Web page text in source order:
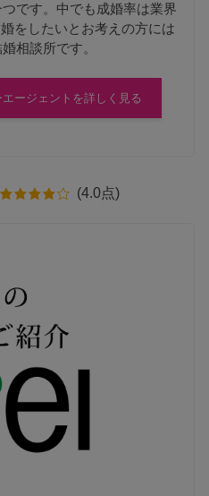
です。中でも成婚率は業界
をしたいとお考えの方には
相談所です。
ージェントを詳しく見る
(4.0点)